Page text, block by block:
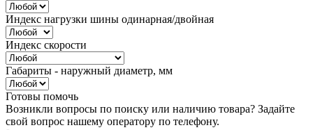
Индекс нагрузки шины одинарная/двойная
Индекс скорости
Габариты - наружный диаметр, мм
Готовы помочь
Возникли вопросы по поиску или наличию товара? Задайте
свой вопрос нашему оператору по телефону.